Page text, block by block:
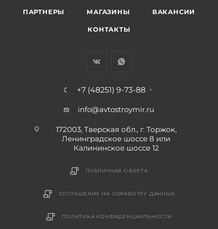
ПАРТНЕРЫ МАГАЗИНЫ ВАКАНСИИ
КОНТАКТЫ
+7 (48251) 9-73-88
info@avtostroymir.ru
172003, Тверская обл., г. Торжок,
Ленинградское шоссе 8 или
Калининское шоссе 12
ПУБЛИЧНАЯ ОФЕРТА
СОГЛАШЕНИЕ НА ОБРАБОТКУ ДАННЫХ
ПОЛИТИКА КОНФИДЕНЦИАЛЬНОСТИ